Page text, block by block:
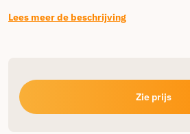
Lees meer de beschrijving
Zie prijs